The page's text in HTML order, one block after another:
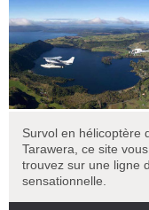
Survol en hélicoptère
Tarawera, ce site
trouvez sur une ligne
sensationnelle.